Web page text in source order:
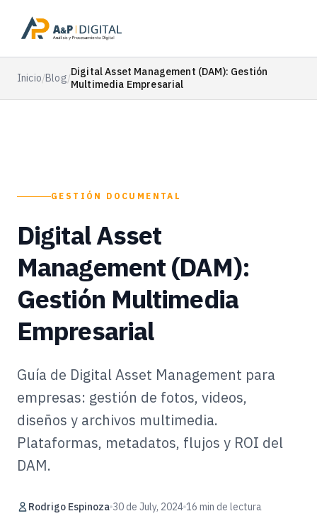
Inicio/Blog/Digital Asset Management (DAM): Gestión
Multimedia Empresarial
GESTIÓN DOCUMENTAL
Digital Asset
Management (DAM):
Gestión Multimedia
Empresarial
Guía de Digital Asset Management para
empresas: gestión de fotos, videos,
diseños y archivos multimedia.
Plataformas, metadatos, flujos y ROI del
DAM.
Rodrigo Espinoza 30 de July, 2024 16 min de lectura